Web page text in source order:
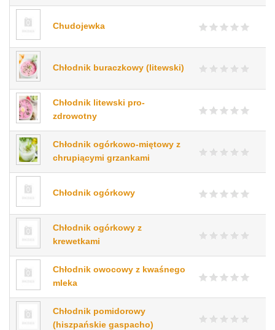
Chudojewka
Chłodnik buraczkowy (litewski)
Chłodnik litewski pro-
zdrowotny
Chłodnik ogórkowo-miętowy z
chrupiącymi grzankami
Chłodnik ogórkowy
Chłodnik ogórkowy z
krewetkami
Chłodnik owocowy z kwaśnego
mleka
Chłodnik pomidorowy
(hiszpańskie gaspacho)